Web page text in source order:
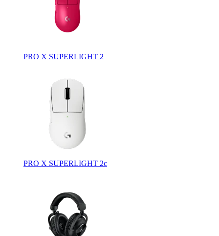
PRO X SUPERLIGHT 2
PRO X SUPERLIGHT 2c